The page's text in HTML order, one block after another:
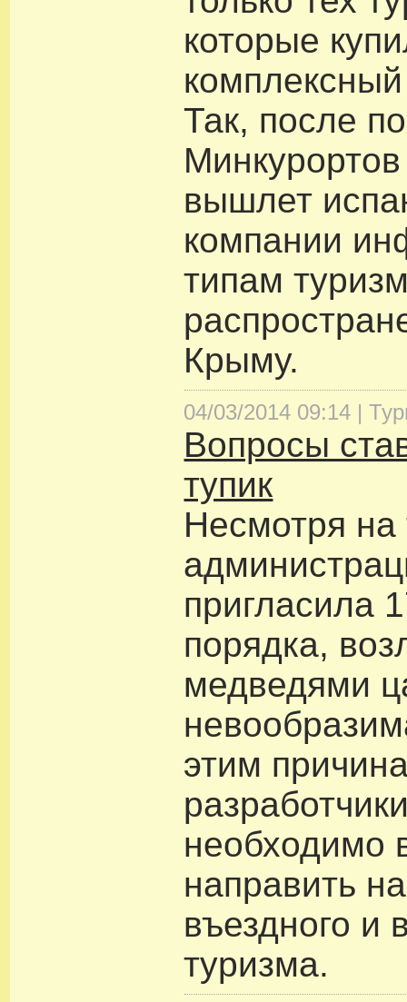
которые
комплексный
Так, после
вышлет
компании
типам
Крыму.
04/03/2014 09:14 |
Вопросы
тупик
Несмотря на
пригласила
порядка,
медведями
этим
необходимо
направить
въездного и
туризма.